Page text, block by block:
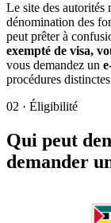
Le site des autorités
dénomination des
peut prêter à
exempté de visa,
vous demandez un
procédures
02 · Éligibilité
Qui peut
demander